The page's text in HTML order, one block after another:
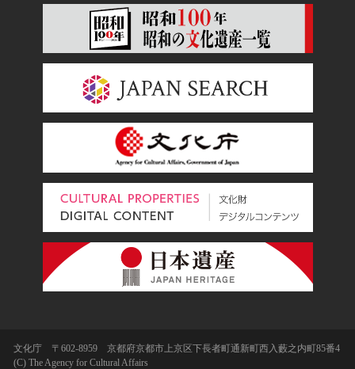
文化庁 〒602-8959 京都府京都市上京区下長者町通新町西入藪之内町85番4
(C) The Agency for Cultural Affairs